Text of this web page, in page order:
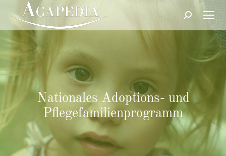
Suche:
Nationales Adoptions- und
Pflegefamilienprogramm